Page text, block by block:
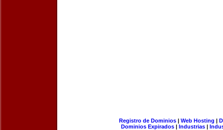
Registro de Dominios| Web Hosting |
Dominios Expirados | Industrias |